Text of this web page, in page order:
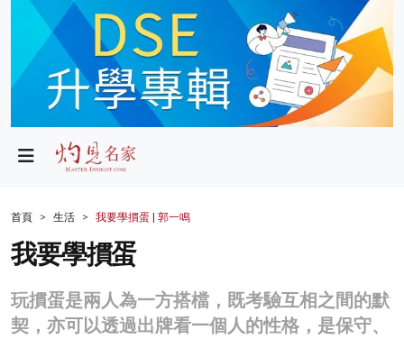
政局
財經
生活
商業
首頁 生活 我要學摜蛋 | 郭一鳴
我要學摜蛋
玩摜蛋是兩人為一方搭檔，既考驗互相之間的默
契，亦可以透過出牌看一個人的性格，是保守、